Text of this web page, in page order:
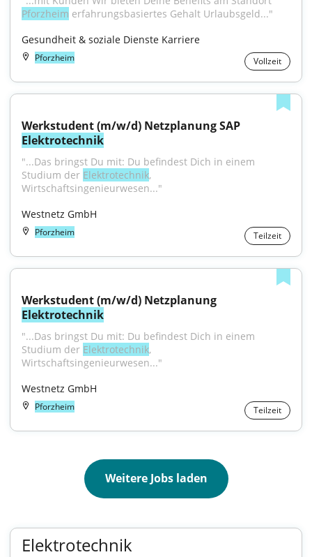
Pforzheim erfahrungsbasiertes Gehalt Urlaubsgeld..."
Gesundheit & soziale Dienste Karriere
Pforzheim Vollzeit
Elektrotechnik
"...Das bringst Du mit: Du befindest Dich in einem
Studium der Elektrotechnik,
Wirtschaftsingenieurwesen..."
Westnetz GmbH
Pforzheim Teilzeit
Elektrotechnik
"...Das bringst Du mit: Du befindest Dich in einem
Studium der Elektrotechnik,
Wirtschaftsingenieurwesen..."
Westnetz GmbH
Pforzheim Teilzeit
Weitere Jobs laden
Elektrotechnik